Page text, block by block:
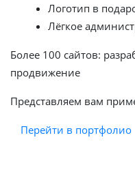
Логотип в
Лёгкое
Более 100 сайтов:
продвижение
Представляем вам
Перейти в портфолио